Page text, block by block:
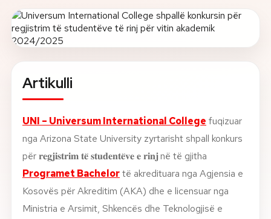
Rreth nesh
Kontakti
GJUHA
EN
AL Apliko Kërko info
UMS Staff
UMS Students
LMS Canvas
Artikulli
UNI – Universum International College fuqizuar
nga Arizona State University zyrtarisht shpall konkurs
për 𝐫𝐞𝐠𝐣𝐢𝐬𝐭𝐫𝐢𝐦 𝐭𝐞̈ 𝐬𝐭𝐮𝐝𝐞𝐧𝐭𝐞̈𝐯𝐞 𝐞 𝐫𝐢𝐧𝐣në të gjitha
Programet Bachelortë akredituara nga Agjensia e
Kosovës për Akreditim (AKA) dhe e licensuar nga
Ministria e Arsimit, Shkencës dhe Teknologjisë e